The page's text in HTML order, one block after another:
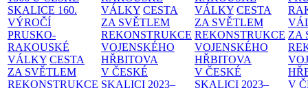
SKALICE 160.
VÝROČÍ
PRUSKO-
RAKOUSKÉ
VÁLKY CESTA
ZA SVĚTLEM
REKONSTRUKCE
VÁLKY CESTA
ZA SVĚTLEM
REKONSTRUKCE
VOJENSKÉHO
HŘBITOVA
V ČESKÉ
SKALICI 2023–
VÁLKY CESTA
ZA SVĚTLEM
REKONSTRUKCE
VOJENSKÉHO
HŘBITOVA
V ČESKÉ
SKALICI 2023–
ZA
V